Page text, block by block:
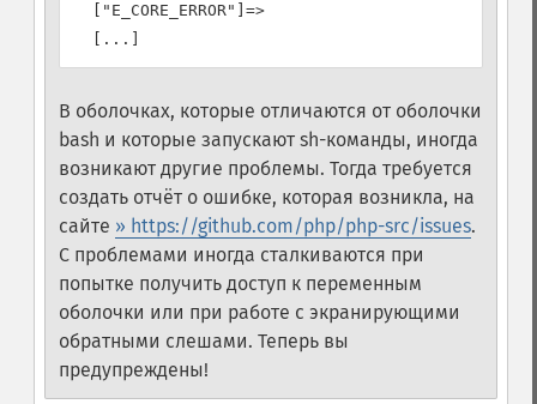
  ["E_CORE_ERROR"]=>
В оболочках, которые отличаются от оболочки
bash и которые запускают sh-команды, иногда
возникают другие проблемы. Тогда требуется
создать отчёт о ошибке, которая возникла, на
сайте » https://github.com/php/php-src/issues.
С проблемами иногда сталкиваются при
попытке получить доступ к переменным
оболочки или при работе с экранирующими
обратными слешами. Теперь вы
предупреждены!